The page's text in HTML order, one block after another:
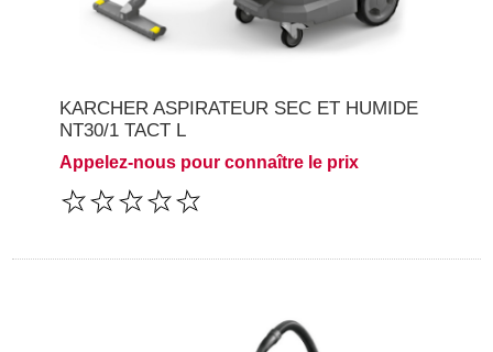
KARCHER ASPIRATEUR SEC ET HUMIDE
NT30/1 TACT L
Appelez-nous pour connaître le prix